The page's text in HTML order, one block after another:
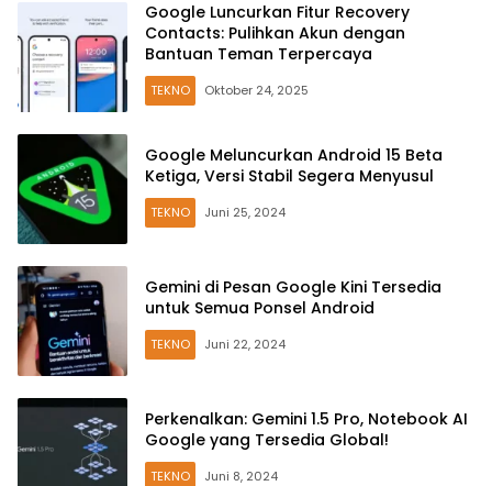
Google Luncurkan Fitur Recovery
Contacts: Pulihkan Akun dengan
Bantuan Teman Terpercaya
TEKNO Oktober 24, 2025
Google Meluncurkan Android 15 Beta
Ketiga, Versi Stabil Segera Menyusul
TEKNO Juni 25, 2024
Gemini di Pesan Google Kini Tersedia
untuk Semua Ponsel Android
TEKNO Juni 22, 2024
Perkenalkan: Gemini 1.5 Pro, Notebook AI
Google yang Tersedia Global!
TEKNO Juni 8, 2024